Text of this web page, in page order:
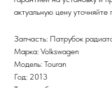
актуальную цену уточняйте
Запчасть: Патрубок
Марка: Volkswagen
Модель: Touran
Год: 2013